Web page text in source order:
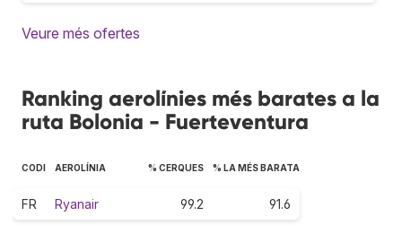
Veure més ofertes
Ranking aerolínies més barates a la
ruta Bolonia - Fuerteventura
CODI AEROLÍNIA % CERQUES % LA MÉS BARATA
FR Ryanair 99.2 91.6